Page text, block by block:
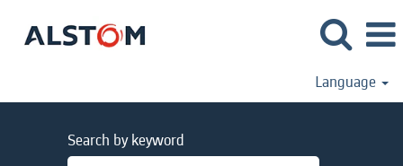
Language
Search by keyword